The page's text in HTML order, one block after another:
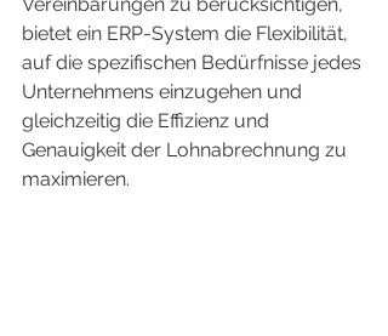
bietet ein ERP-System die Flexibilität,
auf die spezifischen Bedürfnisse jedes
Unternehmens einzugehen und
gleichzeitig die Effizienz und
Genauigkeit der Lohnabrechnung zu
maximieren.